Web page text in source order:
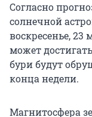
Согласно
солнечной
воскресенье,23
может
бури будут
конца недели.
Магнитосфера